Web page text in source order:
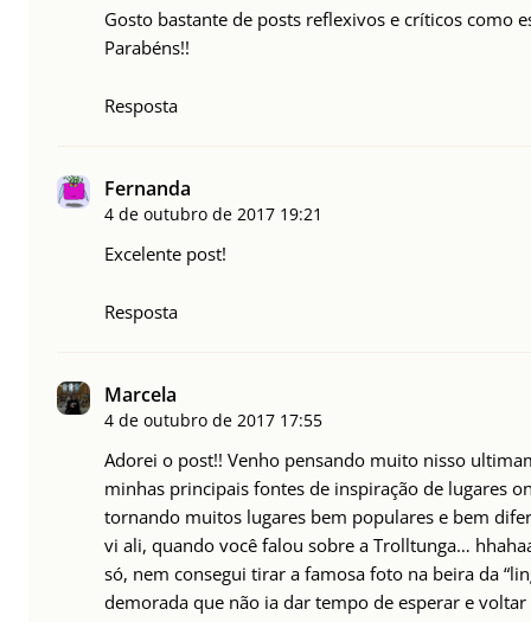
Gosto bastante de posts reflexivos e críticos como
Parabéns!!
Resposta
Fernanda
4 de outubro de 2017 19:21
Excelente post!
Resposta
Marcela
4 de outubro de 2017 17:55
Adorei o post!! Venho pensando muito nisso
minhas principais fontes de inspiração de lugares
tornando muitos lugares bem populares e bem
vi ali, quando você falou sobre a Trolltunga…
só, nem consegui tirar a famosa foto na beira da
demorada que não ia dar tempo de esperar e